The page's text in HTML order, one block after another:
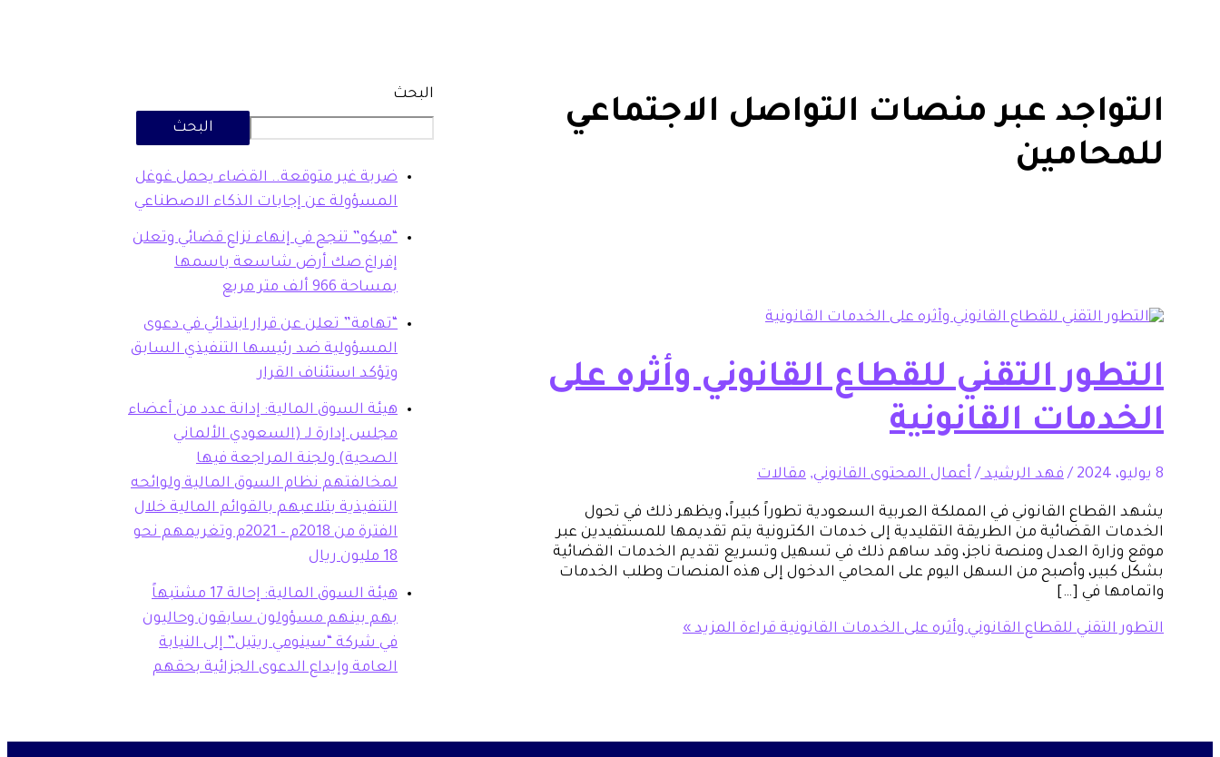
التواجد عبر منصات التواصل الاجتماعي
للمحامين
التطور التقني للقطاع القانوني وأثره على
الخدمات القانونية
8 يوليو، 2024 /فهد الرشيد/أعمال المحتوى القانوني, مقالات
يشهد القطاع القانوني في المملكة العربية السعودية تطوراً كبيراً، ويظهر ذلك في تحول
الخدمات القضائية من الطريقة التقليدية إلى خدمات الكترونية يتم تقديمها للمستفيدين عبر
موقع وزارة العدل ومنصة ناجز، وقد ساهم ذلك في تسهيل وتسريع تقديم الخدمات القضائية
بشكل كبير، وأصبح من السهل اليوم على المحامي الدخول إلى هذه المنصات وطلب الخدمات
واتمامها في […]
التطور التقني للقطاع القانوني وأثره على الخدمات القانونيةقراءة المزيد »
البحث
البحث
ضربة غير متوقعة.. القضاء يحمل غوغل
المسؤولة عن إجابات الذكاء الاصطناعي
“مبكو” تنجح في إنهاء نزاع قضائي وتعلن
إفراغ صك أرض شاسعة باسمها
بمساحة 966 ألف متر مربع
“تهامة” تعلن عن قرار ابتدائي في دعوى
المسؤولية ضد رئيسها التنفيذي السابق
وتؤكد استئناف القرار
هيئة السوق المالية: إدانة عدد من أعضاء
مجلس إدارة لـ (السعودي الألماني
الصحية) ولجنة المراجعة فيها
لمخالفتهم نظام السوق المالية ولوائحه
التنفيذية بتلاعبهم بالقوائم المالية خلال
الفترة من 2018م – 2021م وتغريمهم نحو
18 مليون ريال
هيئة السوق المالية: إحالة 17 مشتبهاً
بهم بينهم مسؤولون سابقون وحاليون
في شركة “سينومي ريتيل” إلى النيابة
العامة وإيداع الدعوى الجزائية بحقهم